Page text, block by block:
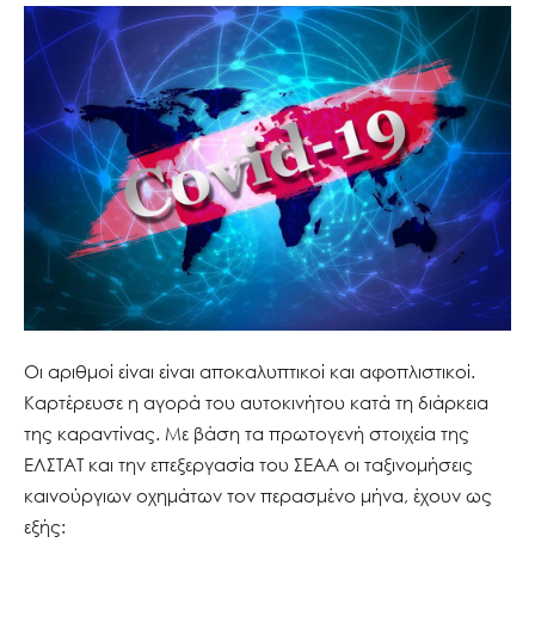
Οι αριθμοί είναι είναι αποκαλυπτικοί και αφοπλιστικοί.
Καρτέρευσε η αγορά του αυτοκινήτου κατά τη διάρκεια
της καραντίνας. Με βάση τα πρωτογενή στοιχεία της
ΕΛΣΤΑΤ και την επεξεργασία του ΣΕΑΑ οι ταξινομήσεις
καινούργιων οχημάτων τον περασμένο μήνα, έχουν ως
εξής: